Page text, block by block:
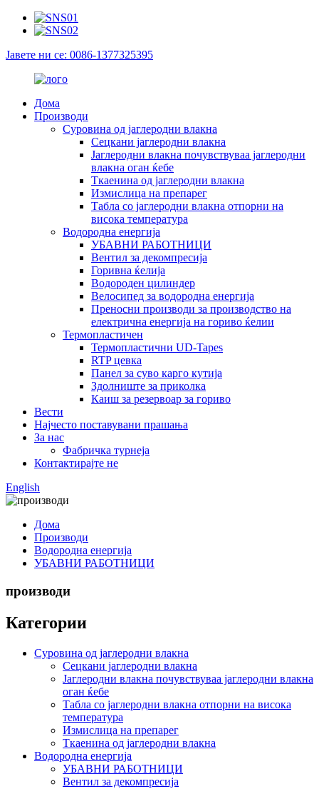
Јавете ни се: 0086-1377325395
Дома
Производи
Суровина од јаглеродни влакна
Сецкани јаглеродни влакна
Јаглеродни влакна почувствуваа јаглеродни
влакна оган ќебе
Ткаенина од јаглеродни влакна
Измислица на препарег
Табла со јаглеродни влакна отпорни на
висока температура
Водородна енергија
УБАВНИ РАБОТНИЦИ
Вентил за декомпресија
Горивна ќелија
Водороден цилиндер
Велосипед за водородна енергија
Преносни производи за производство на
електрична енергија на гориво ќелии
Термопластичен
Термопластични UD-Tapes
RTP цевка
Панел за суво карго кутија
Здолниште за приколка
Каиш за резервоар за гориво
Вести
Најчесто поставувани прашања
За нас
Фабричка турнеја
Контактирајте не
English
Дома
Производи
Водородна енергија
УБАВНИ РАБОТНИЦИ
производи
Категории
Суровина од јаглеродни влакна
Сецкани јаглеродни влакна
Јаглеродни влакна почувствуваа јаглеродни влакна
оган ќебе
Табла со јаглеродни влакна отпорни на висока
температура
Измислица на препарег
Ткаенина од јаглеродни влакна
Водородна енергија
УБАВНИ РАБОТНИЦИ
Вентил за декомпресија